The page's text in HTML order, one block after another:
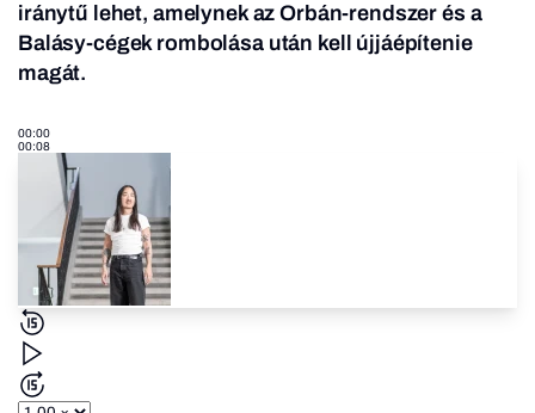
iránytű lehet, amelynek az Orbán-rendszer és a
Balásy-cégek rombolása után kell újjáépítenie
magát.
00:00
00:08